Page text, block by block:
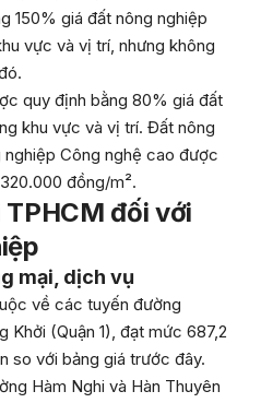
150% giá đất nông nghiệp
vực và vị trí, nhưng không
quy định bằng 80% giá đất
khu vực và vị trí. Đất nông
Công nghệ cao được
đồng/m².
đối với
mại, dịch vụ
về các tuyến đường
Khởi (Quận 1), đạt mức 687,2
so với bảng giá trước đây.
Hàm Nghi và Hàn Thuyên